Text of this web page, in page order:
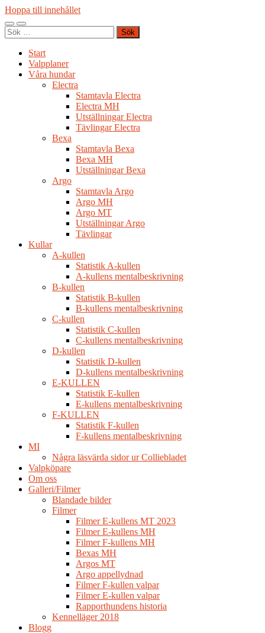
Hoppa till innehållet
Slå
på/av
Slå
på/av
Sök
efter:
Start
Valpplaner
Våra hundar
Electra
Stamtavla Electra
Electra MH
Utställningar Electra
Tävlingar Electra
Bexa
Stamtavla Bexa
Bexa MH
Utställningar Bexa
Argo
Stamtavla Argo
Argo MH
Argo MT
Utställningar Argo
Tävlingar
Kullar
A-kullen
Statistik A-kullen
A-kullens mentalbeskrivning
B-kullen
Statistik B-kullen
B-kullens mentalbeskrivning
C-kullen
Statistik C-kullen
C-kullens mentalbeskrivning
D-kullen
Statistik D-kullen
D-kullens mentalbeskrivning
E-KULLEN
Statistik E-kullen
E-kullens mentalbeskrivning
F-KULLEN
Statistik F-kullen
F-kullens mentalbeskrivning
MI
Några läsvärda sidor ur Colliebladet
Valpköpare
Om oss
Galleri/Filmer
Blandade bilder
Filmer
Filmer E-kullens MT 2023
Filmer E-kullens MH
Filmer F-kullens MH
Bexas MH
Argos MT
Argo appellydnad
Filmer F-kullen valpar
Filmer E-kullen valpar
Rapporthundens historia
Kennelläger 2018
Blogg